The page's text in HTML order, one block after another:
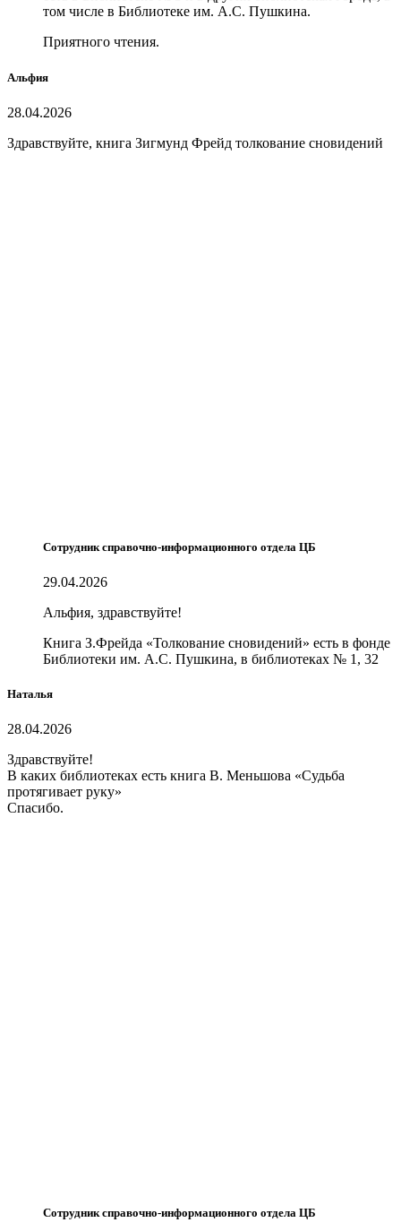
том числе в Библиотеке им. А.С. Пушкина.
Приятного чтения.
Альфия
28.04.2026
Здравствуйте, книга Зигмунд Фрейд толкование сновидений
Сотрудник справочно-информационного отдела ЦБ
29.04.2026
Альфия, здравствуйте!
Книга З.Фрейда «Толкование сновидений» есть в фонде
Библиотеки им. А.С. Пушкина, в библиотеках № 1, 32
Наталья
28.04.2026
Здравствуйте!
В каких библиотеках есть книга В. Меньшова «Судьба
протягивает руку»
Спасибо.
Сотрудник справочно-информационного отдела ЦБ